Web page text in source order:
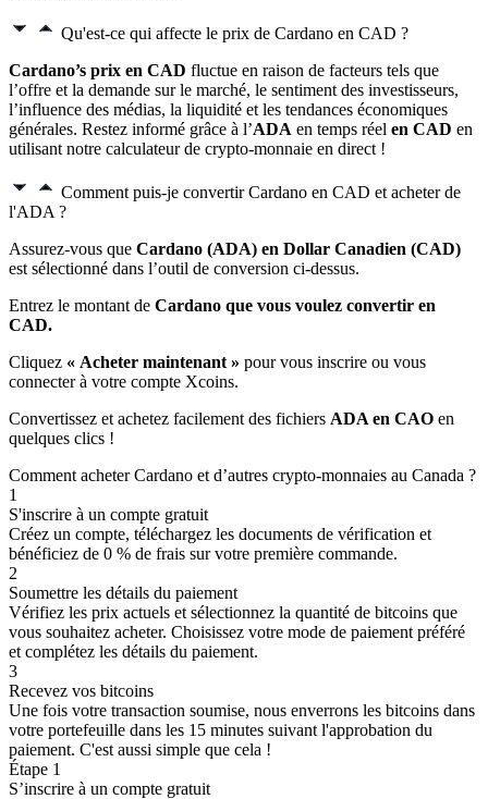
Qu'est-ce qui affecte le prix de Cardano en CAD ?
Cardano’s prix en CAD fluctue en raison de facteurs tels que
l’offre et la demande sur le marché, le sentiment des investisseurs,
l’influence des médias, la liquidité et les tendances économiques
générales. Restez informé grâce à l’ADA en temps réel en CAD en
utilisant notre calculateur de crypto-monnaie en direct !
Comment puis-je convertir Cardano en CAD et acheter de
l'ADA ?
Assurez-vous que Cardano (ADA) en Dollar Canadien (CAD)
est sélectionné dans l’outil de conversion ci-dessus.
Entrez le montant de Cardano que vous voulez convertir en
CAD.
Cliquez « Acheter maintenant » pour vous inscrire ou vous
connecter à votre compte Xcoins.
Convertissez et achetez facilement des fichiers ADA en CAO en
quelques clics !
Comment acheter Cardano et d’autres crypto-monnaies au Canada ?
1
S'inscrire à un compte gratuit
Créez un compte, téléchargez les documents de vérification et
bénéficiez de 0 % de frais sur votre première commande.
2
Soumettre les détails du paiement
Vérifiez les prix actuels et sélectionnez la quantité de bitcoins que
vous souhaitez acheter. Choisissez votre mode de paiement préféré
et complétez les détails du paiement.
3
Recevez vos bitcoins
Une fois votre transaction soumise, nous enverrons les bitcoins dans
votre portefeuille dans les 15 minutes suivant l'approbation du
paiement. C'est aussi simple que cela !
Étape 1
S’inscrire à un compte gratuit